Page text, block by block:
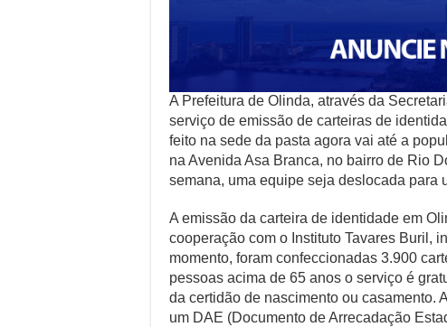
A Prefeitura de Olinda, através da
serviço de emissão de carteiras de
feito na sede da pasta agora vai até a
na Avenida Asa Branca, no bairro de Rio
semana, uma equipe seja deslocada para
A emissão da carteira de identidade em
cooperação com o Instituto Tavares Buril,
momento, foram confeccionadas 3.900
pessoas acima de 65 anos o serviço é
da certidão de nascimento ou casamento.
um DAE (Documento de Arrecadação